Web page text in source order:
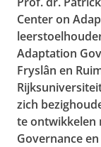
Center on
Adaptation
Fryslân en
zich
te ontwikkelen
Governance